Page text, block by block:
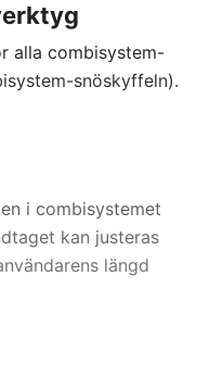
alla combisystem-
snöskyffeln).
i combisystemet
kan justeras
längd